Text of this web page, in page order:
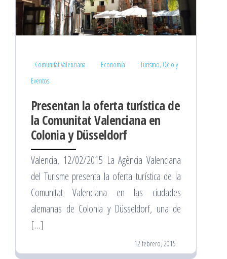
Comunitat Valenciana Economía
Turismo, Ocio y
Eventos
Presentan la oferta turística de
la Comunitat Valenciana en
Colonia y Düsseldorf
Valencia, 12/02/2015 La Agència Valenciana
del Turisme presenta la oferta turística de la
Comunitat Valenciana en las ciudades
alemanas de Colonia y Düsseldorf, una de
[…]
12 febrero, 2015